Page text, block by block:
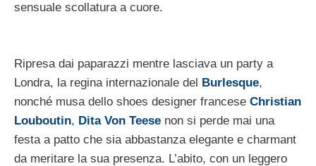
sensuale scollatura a cuore.
Ripresa dai paparazzi mentre lasciava un party a
Londra, la regina internazionale del Burlesque,
nonché musa dello shoes designer francese Christian
Louboutin, Dita Von Teese non si perde mai una
festa a patto che sia abbastanza elegante e charmant
da meritare la sua presenza. L’abito, con un leggero